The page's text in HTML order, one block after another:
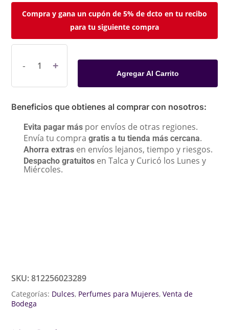
Compra y gana un cupón de 5% de dcto en tu recibo
para tu siguiente compra
Agregar Al Carrito
Beneficios que obtienes al comprar con nosotros:
Evita pagar más por envíos de otras regiones.
Envía tu compragratis a tu tienda más cercana.
Ahorra extras en envíos lejanos, tiempo y riesgos.
Despacho gratuitos en Talca y Curicó los Lunes y
Miércoles.
SKU:812256023289
Categorías: Dulces, Perfumes para Mujeres,Venta de
Bodega